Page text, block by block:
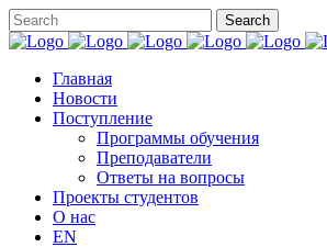
Главная
Новости
Поступление
Программы обучения
Преподаватели
Ответы на вопросы
Проекты студентов
О нас
EN